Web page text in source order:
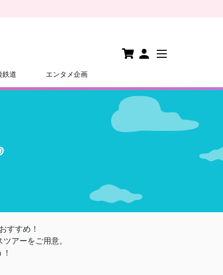
鉄道 エンタメ企画
すすめ！
アーをご用意。